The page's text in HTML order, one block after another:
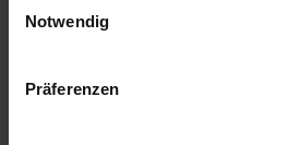
Notwendig
Präferenzen